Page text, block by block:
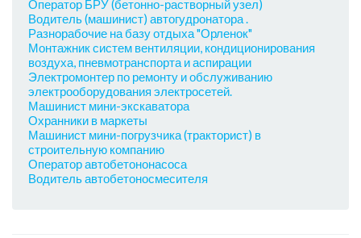
Оператор БРУ (бетонно-растворный узел)
Водитель (машинист) автогудронатора .
Разнорабочие на базу отдыха "Орленок"
Монтажник систем вентиляции, кондиционирования
воздуха, пневмотранспорта и аспирации
Электромонтер по ремонту и обслуживанию
электрооборудования электросетей.
Машинист мини-экскаватора
Охранники в маркеты
Машинист мини-погрузчика (тракторист) в
строительную компанию
Оператор автобетононасоса
Водитель автобетоносмесителя